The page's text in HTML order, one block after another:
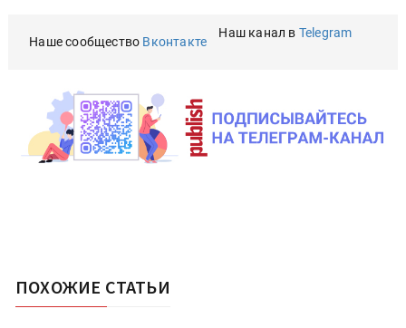
Наше сообщество Вконтакте
Наш канал в Telegram
ПОХОЖИЕ СТАТЬИ